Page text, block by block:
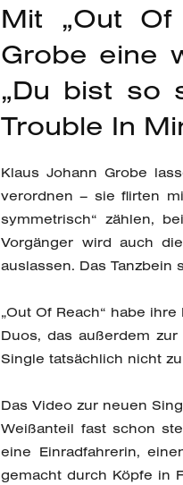
Mit „Out Of
Grobe eine
„Du bist so
Trouble In
Klaus Johann Grobe
verordnen – sie flirten
symmetrisch“ zählen,
Vorgänger wird auch
auslassen. Das Tanzbein
„Out Of Reach“ habe
Duos, das außerdem
Single tatsächlich nicht
Das Video zur neuen
Weißanteil fast schon
eine Einradfahrerin,
gemacht durch Köpfe in